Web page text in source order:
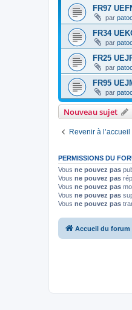
FR97
par
FR34
par
FR25
par
FR95
par
Nouveau sujet
Revenir à
PERMISSIONS DU
Vous ne pouvez pas
Vous ne pouvez pas
Vous ne pouvez pas
Vous ne pouvez pas
Vous ne pouvez pas
Accueil du forum